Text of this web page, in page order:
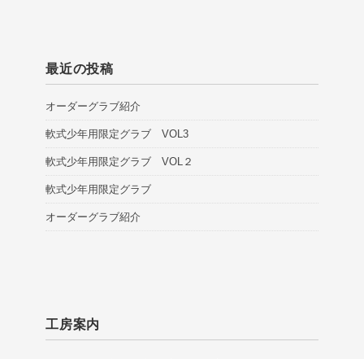
最近の投稿
オーダーグラブ紹介
軟式少年用限定グラブ VOL3
軟式少年用限定グラブ VOL２
軟式少年用限定グラブ
オーダーグラブ紹介
工房案内